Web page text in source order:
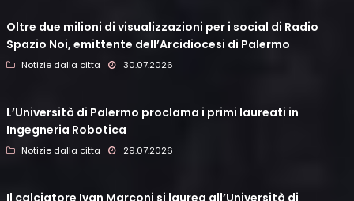
Oltre due milioni di visualizzazioni per i social di Radio
Spazio Noi, emittente dell’Arcidiocesi di Palermo
Notizie dalla citta 30.07.2026
L’Università di Palermo proclama i primi laureati in
Ingegneria Robotica
Notizie dalla citta 29.07.2026